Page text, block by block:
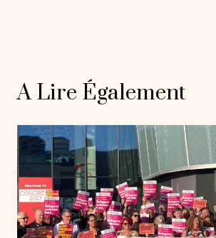
A Lire Également